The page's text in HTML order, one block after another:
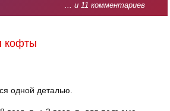
... и 11 комментариев
кофты
одной деталью.